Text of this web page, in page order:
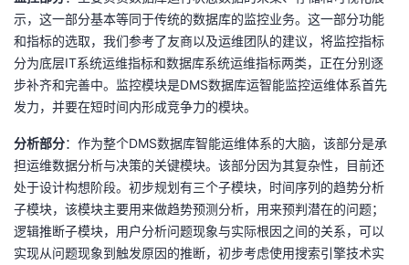
示，这一部分基本等同于传统的数据库的监控业务。这一部分功能
和指标的选取，我们参考了友商以及运维团队的建议，将监控指标
分为底层IT系统运维指标和数据库系统运维指标两类，正在分别逐
步补齐和完善中。监控模块是DMS数据库运智能监控运维体系首先
发力，并要在短时间内形成竞争力的模块。
分析部分：作为整个DMS数据库智能运维体系的大脑，该部分是承
担运维数据分析与决策的关键模块。该部分因为其复杂性，目前还
处于设计构想阶段。初步规划有三个子模块，时间序列的趋势分析
子模块，该模块主要用来做趋势预测分析，用来预判潜在的问题；
逻辑推断子模块，用户分析问题现象与实际根因之间的关系，可以
实现从问题现象到触发原因的推断，初步考虑使用搜索引擎技术实